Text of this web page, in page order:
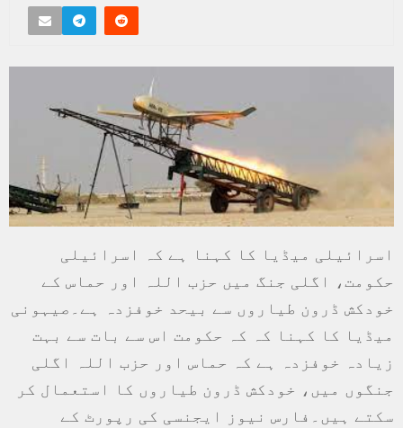
اسرائیلی میڈیا کا کہنا ہے کہ اسرائیلی
حکومت، اگلی جنگ میں حزب اللہ اور حماس کے
خودکش ڈرون طیاروں سے بیحد خوفزدہ ہے۔صیہونی
میڈیا کا کہنا کہ کہ حکومت اس سے بات سے بہت
زیادہ خوفزدہ ہے کہ حماس اور حزب اللہ اگلی
جنگوں میں، خودکش ڈرون طیاروں کا استعمال کر
سکتے ہیں۔فارس نیوز ایجنسی کی رپورٹ کے